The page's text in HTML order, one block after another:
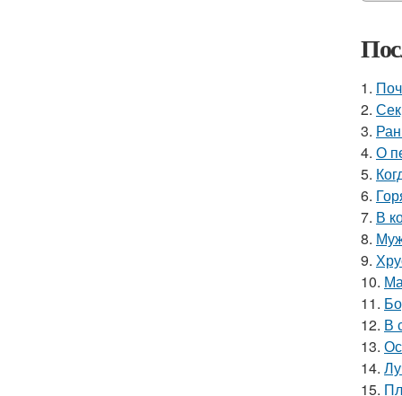
1.
2.
3.
4. О
5.
6.
7. В
8.
9.
10.
11.
12. В
13.
14.
15.